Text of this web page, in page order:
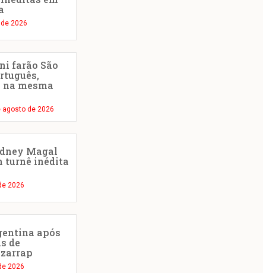
2026
farão São
mesma
agosto de 2026
Magal
turnê inédita
2026
após
de
2026